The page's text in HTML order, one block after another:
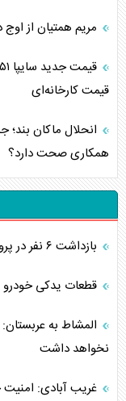
مریم همتیان از
قیمت کارخانه‌ای
انحلال ماکان بند؛
همکاری صحت دارد؟
بازداشت ۶ نفر در پرونده قتل جوانی در ستارخان
قطعات یدکی خودرو ۷۰ تا ۸۰ درصد گران شد
المشاط به
نخواهد داشت
غریب آبادی: